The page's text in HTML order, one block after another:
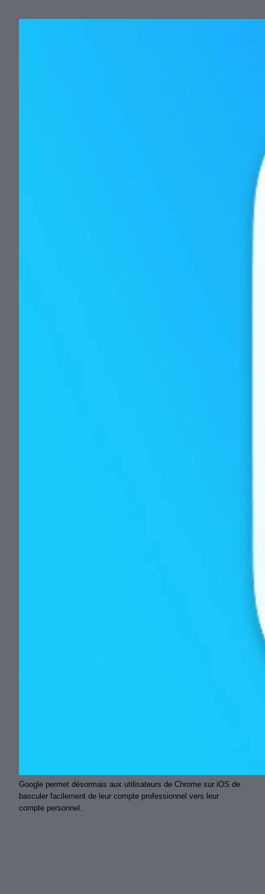
Google permet désormais aux utilisateurs de Chrome sur iOS de
basculer facilement de leur compte professionnel vers leur
compte personnel.